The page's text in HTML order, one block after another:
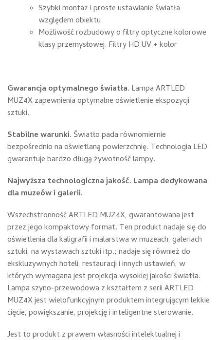
Szybki montaż i proste ustawianie światła
względem obiektu
Możliwość rozbudowy o filtry optyczne kolorowe
klasy przemysłowej. Filtry HD UV + kolor
Gwarancja optymalnego światła. Lampa ARTLED
MUZ4X zapewnienia optymalne oświetlenie ekspozycji
sztuki.
Stabilne warunki. Światło pada równomiernie
bezpośrednio na oświetlaną powierzchnię. Technologia LED
gwarantuje bardzo długą żywotność lampy.
Najwyższa technologiczna jakość. Lampa dedykowana
dla muzeów i galerii.
Wszechstronność ARTLED MUZ4X, gwarantowana jest
przez jego kompaktowy format. Ten produkt nadaje się do
oświetlenia dla kaligrafii i malarstwa w muzeach, galeriach
sztuki, na wystawach sztuki itp.; nadaje się również do
ekskluzywnych hoteli, restauracji i innych ustawień, w
których wymagana jest projekcja wysokiej jakości światła.
Lampa szyno-przewodowa z kształtem z serii ARTLED
MUZ4X jest wielofunkcyjnym produktem integrującym lekkie
cięcie, powiększanie, projekcję i inteligentne sterowanie.
Jest to produkt z prawem własności intelektualnej i